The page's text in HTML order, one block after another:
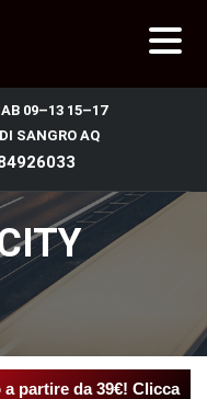
09–13 15–17
SANGRO AQ
partire da 39€! Clicca